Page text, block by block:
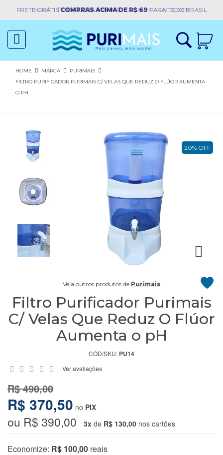
FRETE GRÁTISCOMPRAS ACIMA DE R$ 69PARA TODO BRASIL
toggle
navigation
Acessar
se
Início
Filtros
Peças
Licenciado
Atendimento
(75)
9
Chat
WhatsApp
Envie-
nos
HOME MARCA
PURIMAIS
FILTRO PURIFICADOR PURIMAIS C/ VELAS QUE REDUZ O FLÚOR AUMENTA
O PH
20% OFF
Veja outros produtos de Purimais
Filtro Purificador Purimais
C/ Velas Que Reduz O Flúor
Aumenta o pH
CÓD/SKU: PU14
Ver avaliações
R$ 490,00
R$ 370,50 no PIX
ou R$ 390,00 3x de R$ 130,00 nos cartões
Economize: R$ 100,00 reais